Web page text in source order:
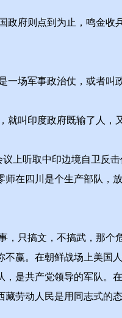
则点到为止，鸣金收
场军事政治仗，或者叫
印度政府既输了人，又
听取中印边境自卫反击
师在四川是个生产部队，
搞文，不搞武，那个
赢。在朝鲜战场上美国
是共产党领导的军队。
藏劳动人民是用同志式的